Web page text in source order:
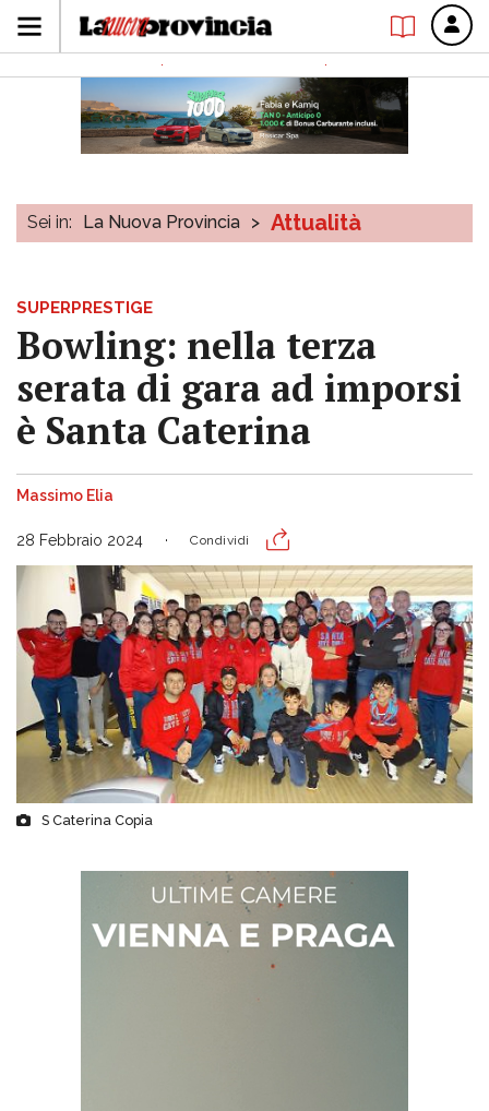
Sei in: La Nuova Provincia > Attualità
SUPERPRESTIGE
Bowling: nella terza
serata di gara ad imporsi
è Santa Caterina
Massimo Elia
28 Febbraio 2024 Condividi
S Caterina Copia